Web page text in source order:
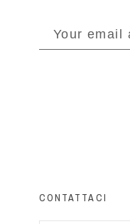
CONTATTACI